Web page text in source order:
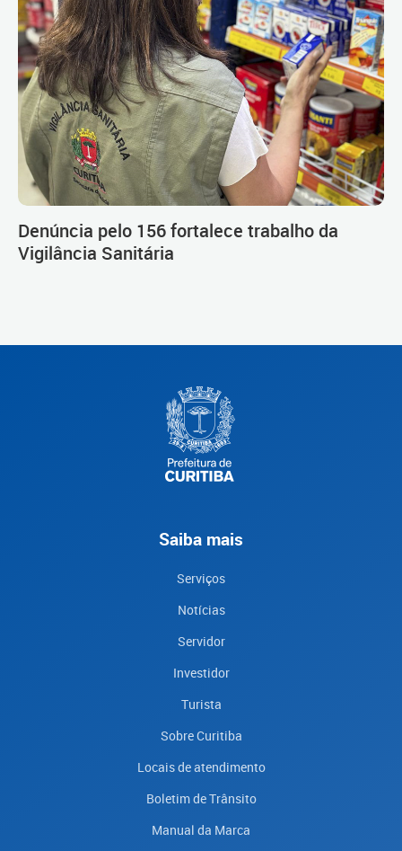
Denúncia pelo 156 fortalece trabalho da
Vigilância Sanitária
Saiba mais
Serviços
Notícias
Servidor
Investidor
Turista
Sobre Curitiba
Locais de atendimento
Boletim de Trânsito
Manual da Marca